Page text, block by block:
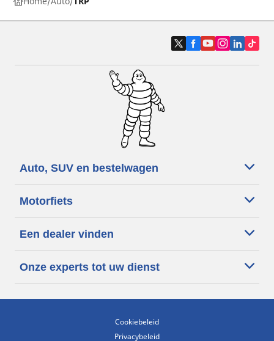
Auto, SUV en bestelwagen
Motorfiets
Een dealer vinden
Onze experts tot uw dienst
Cookiebeleid
Privacybeleid